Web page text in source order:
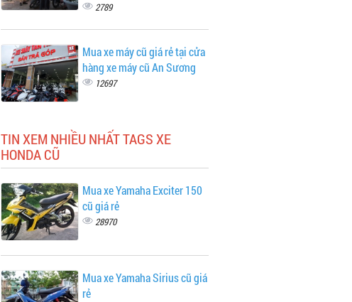
2789
Mua xe máy cũ giá rẻ tại cửa
hàng xe máy cũ An Sương
12697
TIN XEM NHIỀU NHẤT TAGS XE
HONDA CŨ
Mua xe Yamaha Exciter 150
cũ giá rẻ
28970
Mua xe Yamaha Sirius cũ giá
rẻ